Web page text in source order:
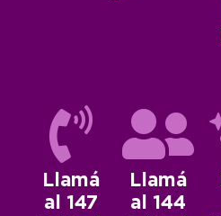
Llamá
al 147
Llamá
al 144